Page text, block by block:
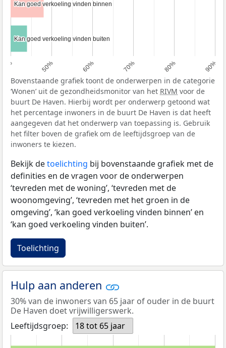
40% 50% 60% 70% 80% 90%
Kan goed verkoeling vinden binnen
Kan goed verkoeling vinden binnen
Kan goed verkoeling vinden buiten
Kan goed verkoeling vinden buiten
Bovenstaande grafiek toont de onderwerpen in de categorie
‘Wonen’ uit de gezondheidsmonitor van het RIVM voor de
buurt De Haven. Hierbij wordt per onderwerp getoond wat
het percentage inwoners in de buurt De Haven is dat heeft
aangegeven dat het onderwerp van toepassing is. Gebruik
het filter boven de grafiek om de leeftijdsgroep van de
inwoners te kiezen.
Bekijk detoelichting bij bovenstaande grafiek met de
definities en de vragen voor de onderwerpen
‘tevreden met de woning’, ‘tevreden met de
woonomgeving’, ‘tevreden met het groen in de
omgeving’, ‘kan goed verkoeling vinden binnen’ en
‘kan goed verkoeling vinden buiten’.
Toelichting
Hulp aan anderen
30% van de inwoners van 65 jaar of ouder in de buurt
De Haven doet vrijwilligerswerk.
Leeftijdsgroep:
18 tot 65 jaar